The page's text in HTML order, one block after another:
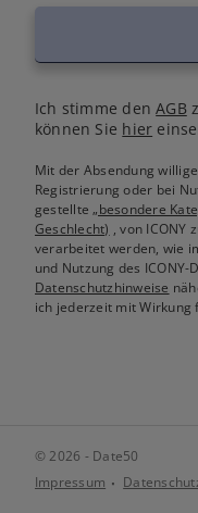
Ich stimme denAGB
können Sie hier
Mit der Absendung
Registrierung oder bei
gestellte„besondere
Geschlecht) , von ICONY
verarbeitet werden, wie
und Nutzung des
Datenschutzhinweise
ich jederzeit mit Wirkung
© 2026 - Date50
Impressum